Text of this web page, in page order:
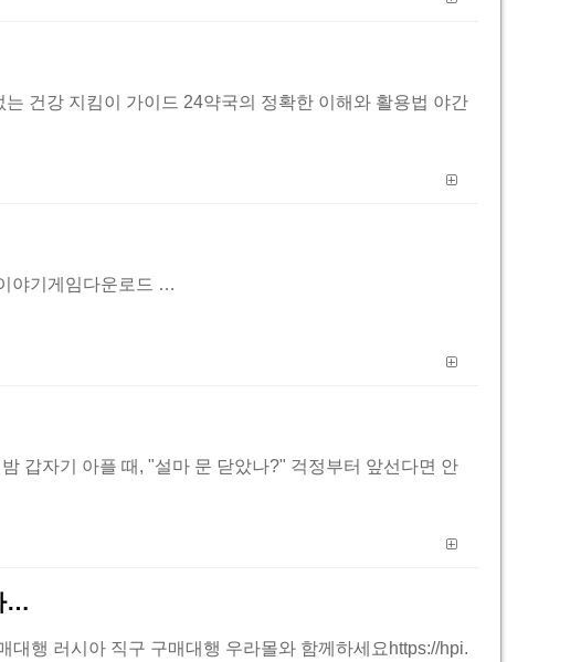
건강 지킴이 가이드 24약국의 정확한 이해와 활용법 야간
야기게임다운로드 …
갑자기 아플 때, "설마 문 닫았나?" 걱정부터 앞선다면 안
…
행 러시아 직구 구매대행 우라몰와 함께하세요https://hpi.